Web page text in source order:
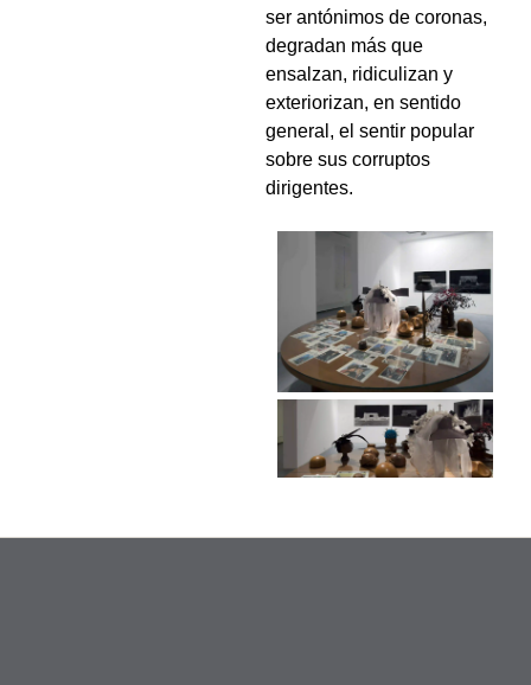
ser antónimos de coronas,
degradan más que
ensalzan, ridiculizan y
exteriorizan, en sentido
general, el sentir popular
sobre sus corruptos
dirigentes.